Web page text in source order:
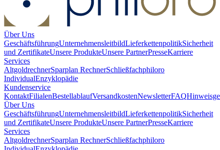
Über Uns
GeschäftsführungUnternehmensleitbildLieferkettenpolitikSicherheit
und ZertifikateUnsere ProdukteUnsere PartnerPresseKarriere
Services
AltgoldrechnerSparplan RechnerSchließfachphiloro
IndividualEnzyklopädie
Kundenservice
KontaktFilialenBestellablaufVersandkostenNewsletterFAQ
Über Uns
GeschäftsführungUnternehmensleitbildLieferkettenpolitikSicherheit
und ZertifikateUnsere ProdukteUnsere PartnerPresseKarriere
Services
AltgoldrechnerSparplan RechnerSchließfachphiloro